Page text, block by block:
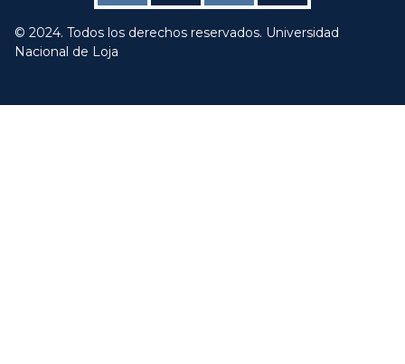
© 2024. Todos los derechos reservados. Universidad
Nacional de Loja